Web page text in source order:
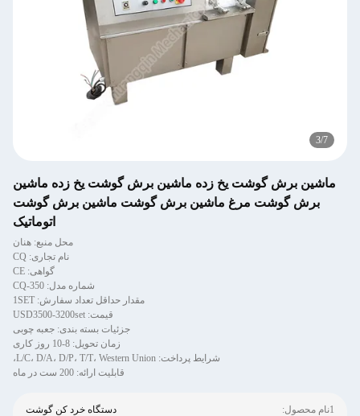
3/7
ماشین برش گوشت یخ زده ماشین برش گوشت یخ زده ماشین
برش گوشت مرغ ماشین برش گوشت ماشین برش گوشت
اتوماتیک
محل منبع: هنان
نام تجاری: CQ
گواهی: CE
شماره مدل: CQ-350
مقدار حداقل تعداد سفارش: 1SET
قیمت: USD3500-3200set
جزئیات بسته بندی: جعبه چوبی
زمان تحویل: 8-10 روز کاری
شرایط پرداخت: L/C، D/A، D/P، T/T، Western Union،
قابلیت ارائه: 200 ست در ماه
1نام محصول: دستگاه خرد کن گوشت